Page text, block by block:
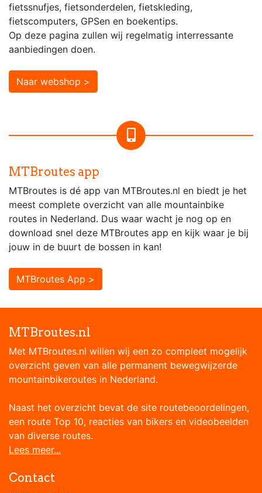
fietssnufjes, fietsonderdelen, fietskleding,
fietscomputers, GPSen en boekentips.
Op deze pagina zullen wij regelmatig interressante
aanbiedingen doen.
Naar webshop >
MTBroutes app
MTBroutes is dé app van MTBroutes.nl en biedt je het
meest complete overzicht van alle mountainbike
routes in Nederland. Dus waar wacht je nog op en
download snel deze MTBroutes app en kijk waar je bij
jouw in de buurt de bossen in kan!
MTBroutes App >
MTBroutes.nl
Met MTBroutes.nl willen wij een zo compleet mogelijk
overzicht geven van alle permanent bewegwijzerde
mountainbikeroutes in Nederland.
Naast het overzicht bevat de site routebeoordelingen,
een route Top 10, reacties van bikers en videobeelden
van diverse routes.
Lees meer...
Contact